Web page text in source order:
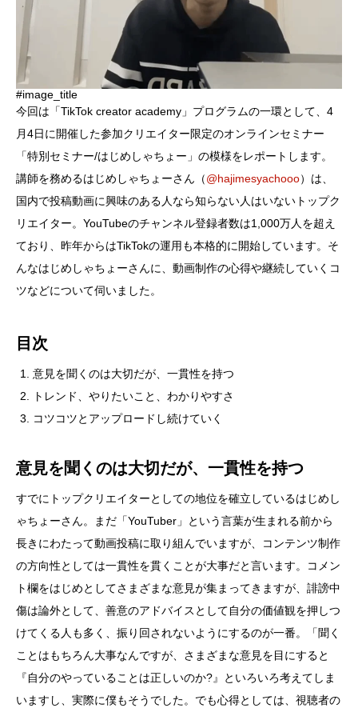
#image_title
今回は「TikTok creator academy」プログラムの一環として、4
月4日に開催した参加クリエイター限定のオンラインセミナー
「特別セミナー/はじめしゃちょー」の模様をレポートします。
講師を務めるはじめしゃちょーさん（@hajimesyachooo）は、
国内で投稿動画に興味のある人なら知らない人はいないトップク
リエイター。YouTubeのチャンネル登録者数は1,000万人を超え
ており、昨年からはTikTokの運用も本格的に開始しています。そ
んなはじめしゃちょーさんに、動画制作の心得や継続していくコ
ツなどについて伺いました。
目次
意見を聞くのは大切だが、一貫性を持つ
トレンド、やりたいこと、わかりやすさ
コツコツとアップロードし続けていく
意見を聞くのは大切だが、一貫性を持つ
すでにトップクリエイターとしての地位を確立しているはじめし
ゃちょーさん。まだ「YouTuber」という言葉が生まれる前から
長きにわたって動画投稿に取り組んでいますが、コンテンツ制作
の方向性としては一貫性を貫くことが大事だと言います。コメン
ト欄をはじめとしてさまざまな意見が集まってきますが、誹謗中
傷は論外として、善意のアドバイスとして自分の価値観を押しつ
けてくる人も多く、振り回されないようにするのが一番。「聞く
ことはもちろん大事なんですが、さまざまな意見を目にすると
『自分のやっていることは正しいのか?』といろいろ考えてしま
いますし、実際に僕もそうでした。でも心得としては、視聴者の